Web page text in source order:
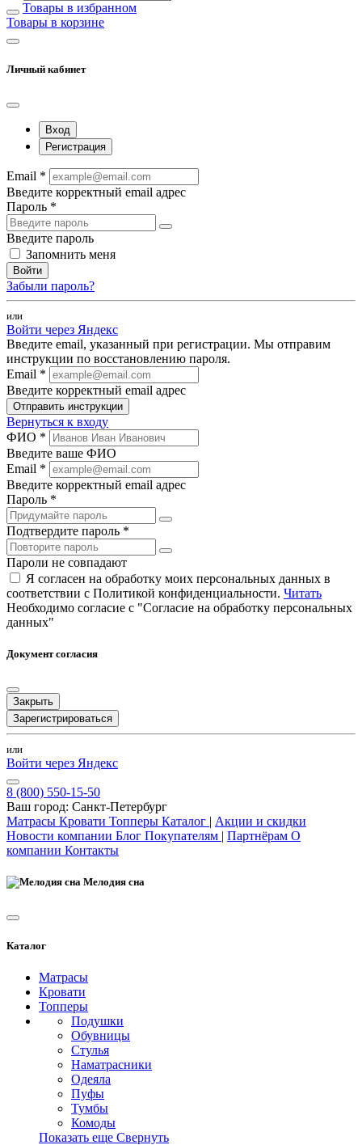
Товары в избранном
Товары в корзине
Личный кабинет
Вход
Регистрация
Email *
Введите корректный email адрес
Пароль *
Введите пароль
Запомнить меня
Войти
Забыли пароль?
или
Войти через Яндекс
Введите email, указанный при регистрации. Мы отправим
инструкции по восстановлению пароля.
Email *
Введите корректный email адрес
Отправить инструкции
Вернуться к входу
ФИО *
Введите ваше ФИО
Email *
Введите корректный email адрес
Пароль *
Подтвердите пароль *
Пароли не совпадают
Я согласен на обработку моих персональных данных в
соответствии с Политикой конфиденциальности. Читать
Необходимо согласие с "Согласие на обработку персональных
данных"
Документ согласия
Закрыть
Зарегистрироваться
или
Войти через Яндекс
8 (800) 550-15-50
Ваш город: Санкт-Петербург
Матрасы Кровати Топперы Каталог | Акции и скидки
Новости компании Блог Покупателям | Партнёрам О
компании Контакты
Мелодия сна
Каталог
Матрасы
Кровати
Топперы
Подушки
Обувницы
Стулья
Наматрасники
Одеяла
Пуфы
Тумбы
Комоды
Показать еще Свернуть